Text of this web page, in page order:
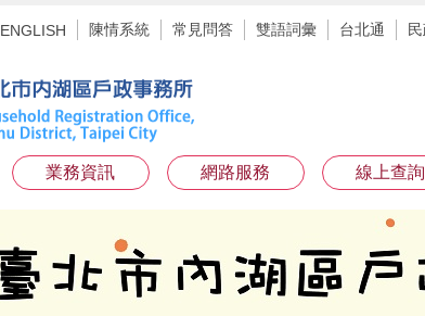
ENGLISH 陳情系統 常見問答 雙語詞彙 台北通
業務資訊 網路服務 線上查詢